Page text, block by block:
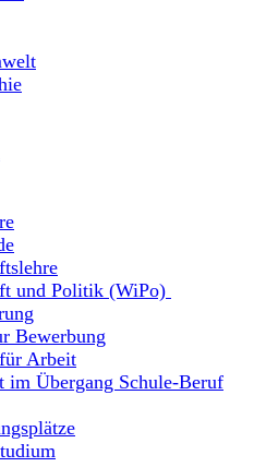
und Politik (WiPo)
Bewerbung
Arbeit
im Übergang Schule-Beruf